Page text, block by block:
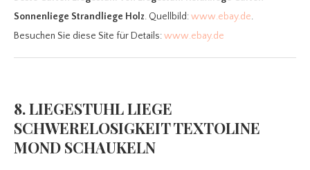
Sonnenliege Strandliege Holz. Quellbild:www.ebay.de.
Besuchen Sie diese Site für Details:www.ebay.de
8. LIEGESTUHL LIEGE
SCHWERELOSIGKEIT TEXTOLINE
MOND SCHAUKELN